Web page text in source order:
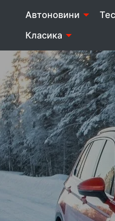
Автоновини
Класика